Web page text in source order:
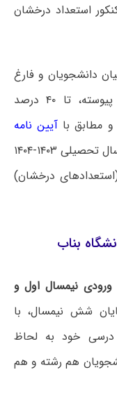
استعداد درخشان
دانشجویان و فارغ
التحصیلان ممتاز و مستعد کارشناسی پیوسته، تا ۴۰ درصد
و مطابق باآیین نامه
، برای سال تحصیلی ۱۴۰۳-۱۴۰۴
درخشان)
بناب
ورودی نیمسال اول و
شش نیمسال، با
درسی خود به لحاظ
برتر دانشجویان هم رشته و هم